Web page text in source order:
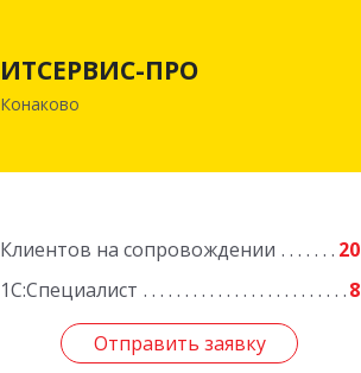
ИТСЕРВИС-ПРО
Конаково
Клиентов на сопровождении
20
1С:Специалист
8
Отправить заявку
н, Конаково г, Учебная ул, дом № 17,
Отправить заявку